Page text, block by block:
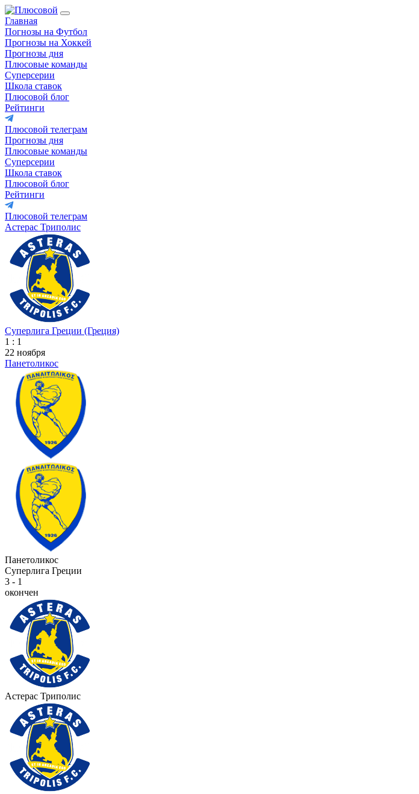
Главная
Погнозы на Футбол
Прогнозы на Хоккей
Прогнозы дня
Плюсовые команды
Суперсерии
Школа ставок
Плюсовой блог
Рейтинги
Плюсовой телеграм
Прогнозы дня
Плюсовые команды
Суперсерии
Школа ставок
Плюсовой блог
Рейтинги
Плюсовой телеграм
Астерас Триполис
Суперлига Греции (Греция)
1 : 1
22 ноября
Панетоликос
Панетоликос
Суперлига Греции
3 - 1
окончен
Астерас Триполис